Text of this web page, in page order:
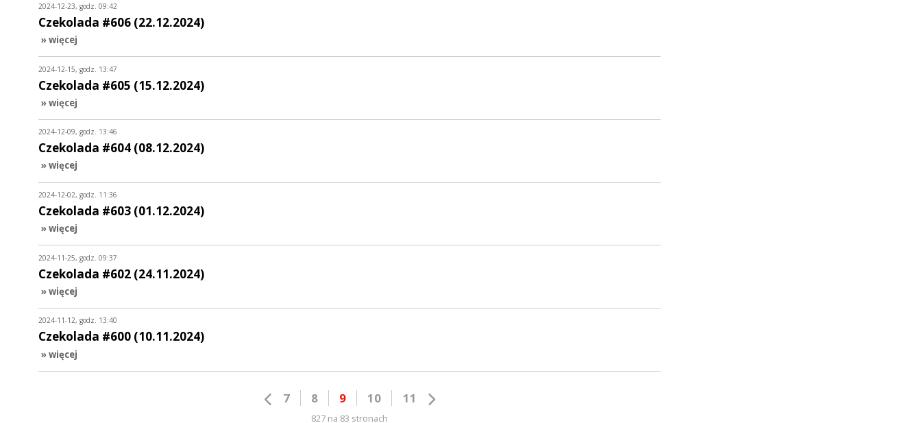
2024-12-23, godz. 09:42
Czekolada #606 (22.12.2024)
» więcej
2024-12-15, godz. 13:47
Czekolada #605 (15.12.2024)
» więcej
2024-12-09, godz. 13:46
Czekolada #604 (08.12.2024)
» więcej
2024-12-02, godz. 11:36
Czekolada #603 (01.12.2024)
» więcej
2024-11-25, godz. 09:37
Czekolada #602 (24.11.2024)
» więcej
2024-11-12, godz. 13:40
Czekolada #600 (10.11.2024)
» więcej
7 8 9 10 11
827 na 83 stronach